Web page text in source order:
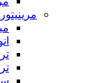
مرینیتور